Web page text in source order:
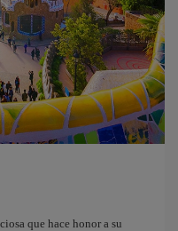
que hace honor a su